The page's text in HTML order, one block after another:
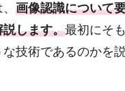
、画像認識について
説します。最初にそ
な技術であるのかを